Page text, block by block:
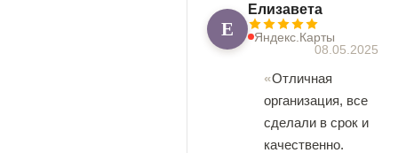
Е
Елизавета
Яндекс.Карты
08.05.2025
Отличная
организация, все
сделали в срок и
качественно.